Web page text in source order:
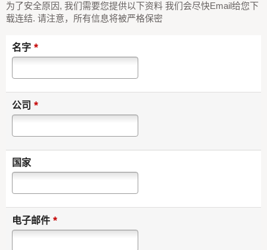
为了安全原因, 我们需要您提供以下资料 我们会尽快Email给您下
载连结. 请注意，所有信息将被严格保密
名字 *
公司 *
国家
电子邮件 *